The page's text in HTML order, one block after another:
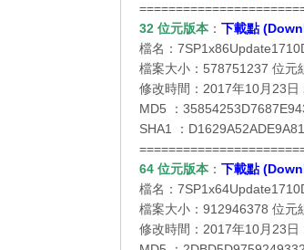
32 位元版本 ： 下載點
檔名：
檔案大小：578751237 位元
修改時間：2017年10月23日
MD5 ：
SHA1 ：
64 位元版本 ： 下載點
檔名：
檔案大小：912946378 位元
修改時間：2017年10月23日